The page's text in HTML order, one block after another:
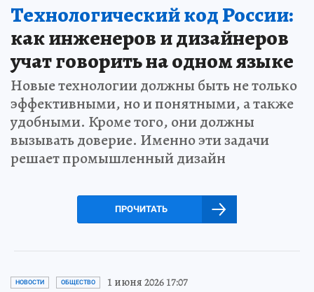
Технологический код России:
как инженеров и дизайнеров
учат говорить на одном языке
Новые технологии должны быть не только
эффективными, но и понятными, а также
удобными. Кроме того, они должны
вызывать доверие. Именно эти задачи
решает промышленный дизайн
ПРОЧИТАТЬ
НОВОСТИ ОБЩЕСТВО 1 июня 2026 17:07